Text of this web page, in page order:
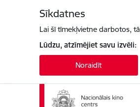
Sīkdatnes
Lai šī tīmekļvietne darbotos,
Lūdzu, atzīmējiet savu izvēli:
Noraidīt